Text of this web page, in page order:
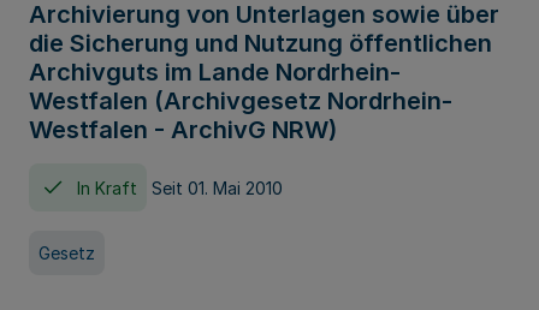
Archivierung von Unterlagen sowie über
die Sicherung und Nutzung öffentlichen
Archivguts im Lande Nordrhein-
Westfalen (Archivgesetz Nordrhein-
Westfalen - ArchivG NRW)
In Kraft Seit 01. Mai 2010
Gesetz